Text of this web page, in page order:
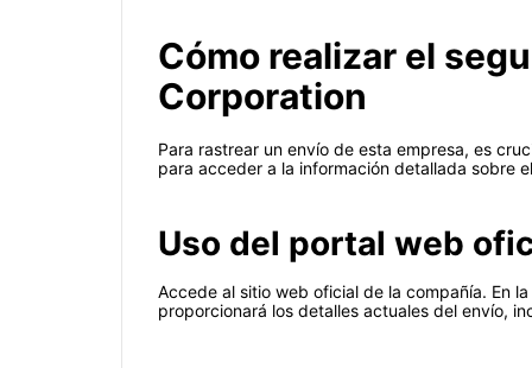
Cómo realizar el
Corporation
Para rastrear un envío de esta empresa, es
para acceder a la información detallada sobre
Uso del portal web
Accede al sitio web oficial de la compañía. En
proporcionará los detalles actuales del envío,